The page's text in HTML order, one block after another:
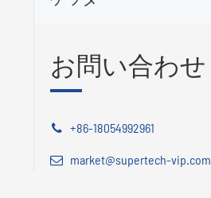
お問い合わせ
+86-18054992961
market@supertech-vip.com